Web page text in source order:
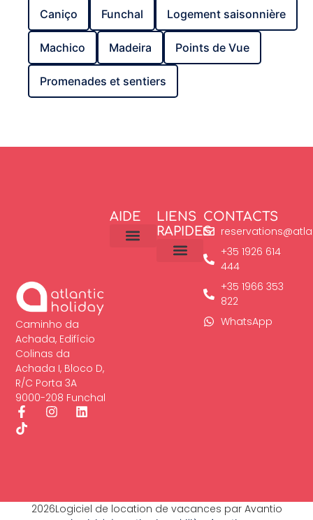
Caniço Funchal Logement saisonnière
Machico Madeira Points de Vue
Promenades et sentiers
Caminho da
Achada, Edifício
Colinas da
Achada I, Bloco D,
R/C Porta 3A
9000-208 Funchal
LIENS
RAPIDES
AIDE
CONTACTS
+35 1926 614
444
+35 1966 353
822
WhatsApp
2026Logiciel de location de vacances par Avantio